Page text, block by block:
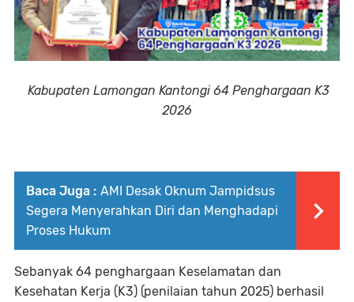
Kabupaten Lamongan Kantongi 64 Penghargaan K3
2026
Baca Juga : AMI Desak Oknum Jampidsus
Segera Menyerahkan Diri dan Menghadapi
Proses Hukum
Sebanyak 64 penghargaan Keselamatan dan
Kesehatan Kerja (K3) (penilaian tahun 2025) berhasil